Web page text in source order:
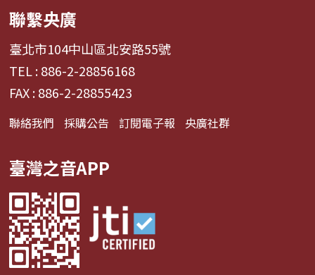
聯繫央廣
臺北市104中山區北安路55號
TEL : 886-2-28856168
FAX : 886-2-28855423
聯絡我們 採購公告 訂閱電子報 央廣社群
臺灣之音APP